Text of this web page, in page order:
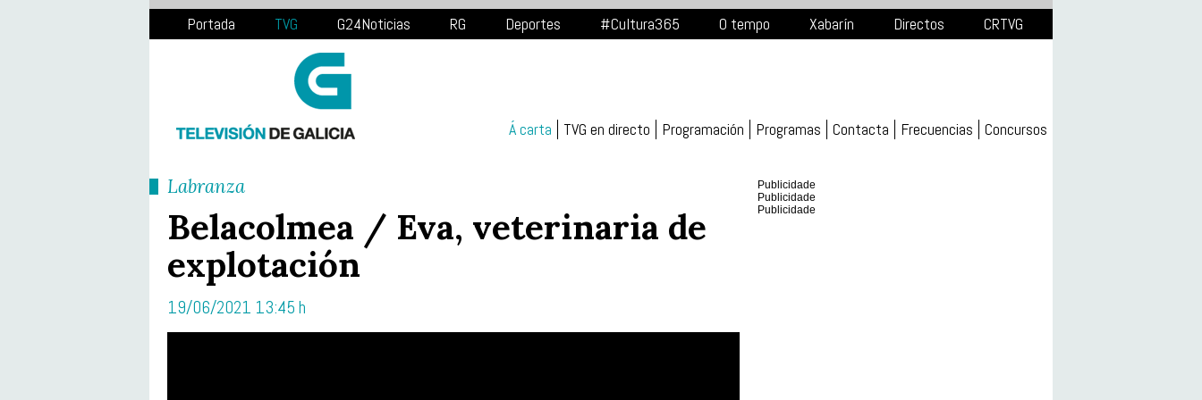
Portada TVG G24Noticias RG Deportes #Cultura365 O tempo Xabarín Directos CRTVG
Á carta TVG en directo Programación Programas Contacta Frecuencias Concursos
Labranza
Belacolmea / Eva, veterinaria de
explotación
19/06/2021 13:45 h
Publicidade
Publicidade
Publicidade